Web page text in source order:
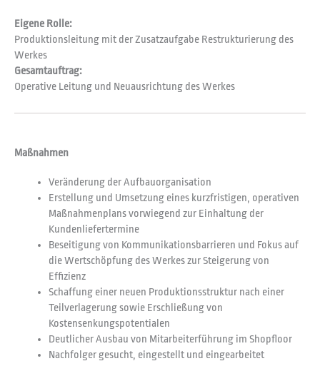
Eigene Rolle:
Produktionsleitung mit der Zusatzaufgabe Restrukturierung des
Werkes
Gesamtauftrag:
Operative Leitung und Neuausrichtung des Werkes
Maßnahmen
Veränderung der Aufbauorganisation
Erstellung und Umsetzung eines kurzfristigen, operativen
Maßnahmenplans vorwiegend zur Einhaltung der
Kundenliefertermine
Beseitigung von Kommunikationsbarrieren und Fokus auf
die Wertschöpfung des Werkes zur Steigerung von
Effizienz
Schaffung einer neuen Produktionsstruktur nach einer
Teilverlagerung sowie Erschließung von
Kostensenkungspotentialen
Deutlicher Ausbau von Mitarbeiterführung im Shopfloor
Nachfolger gesucht, eingestellt und eingearbeitet